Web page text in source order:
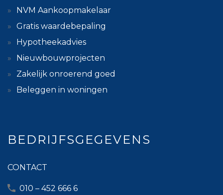
NVM Aankoopmakelaar
Gratis waardebepaling
Hypotheekadvies
Nieuwbouwprojecten
Zakelijk onroerend goed
Beleggen in woningen
BEDRIJFSGEGEVENS
CONTACT
010 – 452 666 6